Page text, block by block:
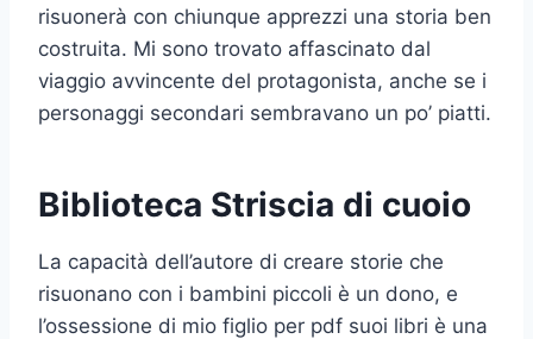
risuonerà con chiunque apprezzi una storia ben
costruita. Mi sono trovato affascinato dal
viaggio avvincente del protagonista, anche se i
personaggi secondari sembravano un po’ piatti.
Biblioteca Striscia di cuoio
La capacità dell’autore di creare storie che
risuonano con i bambini piccoli è un dono, e
l’ossessione di mio figlio per pdf suoi libri è una